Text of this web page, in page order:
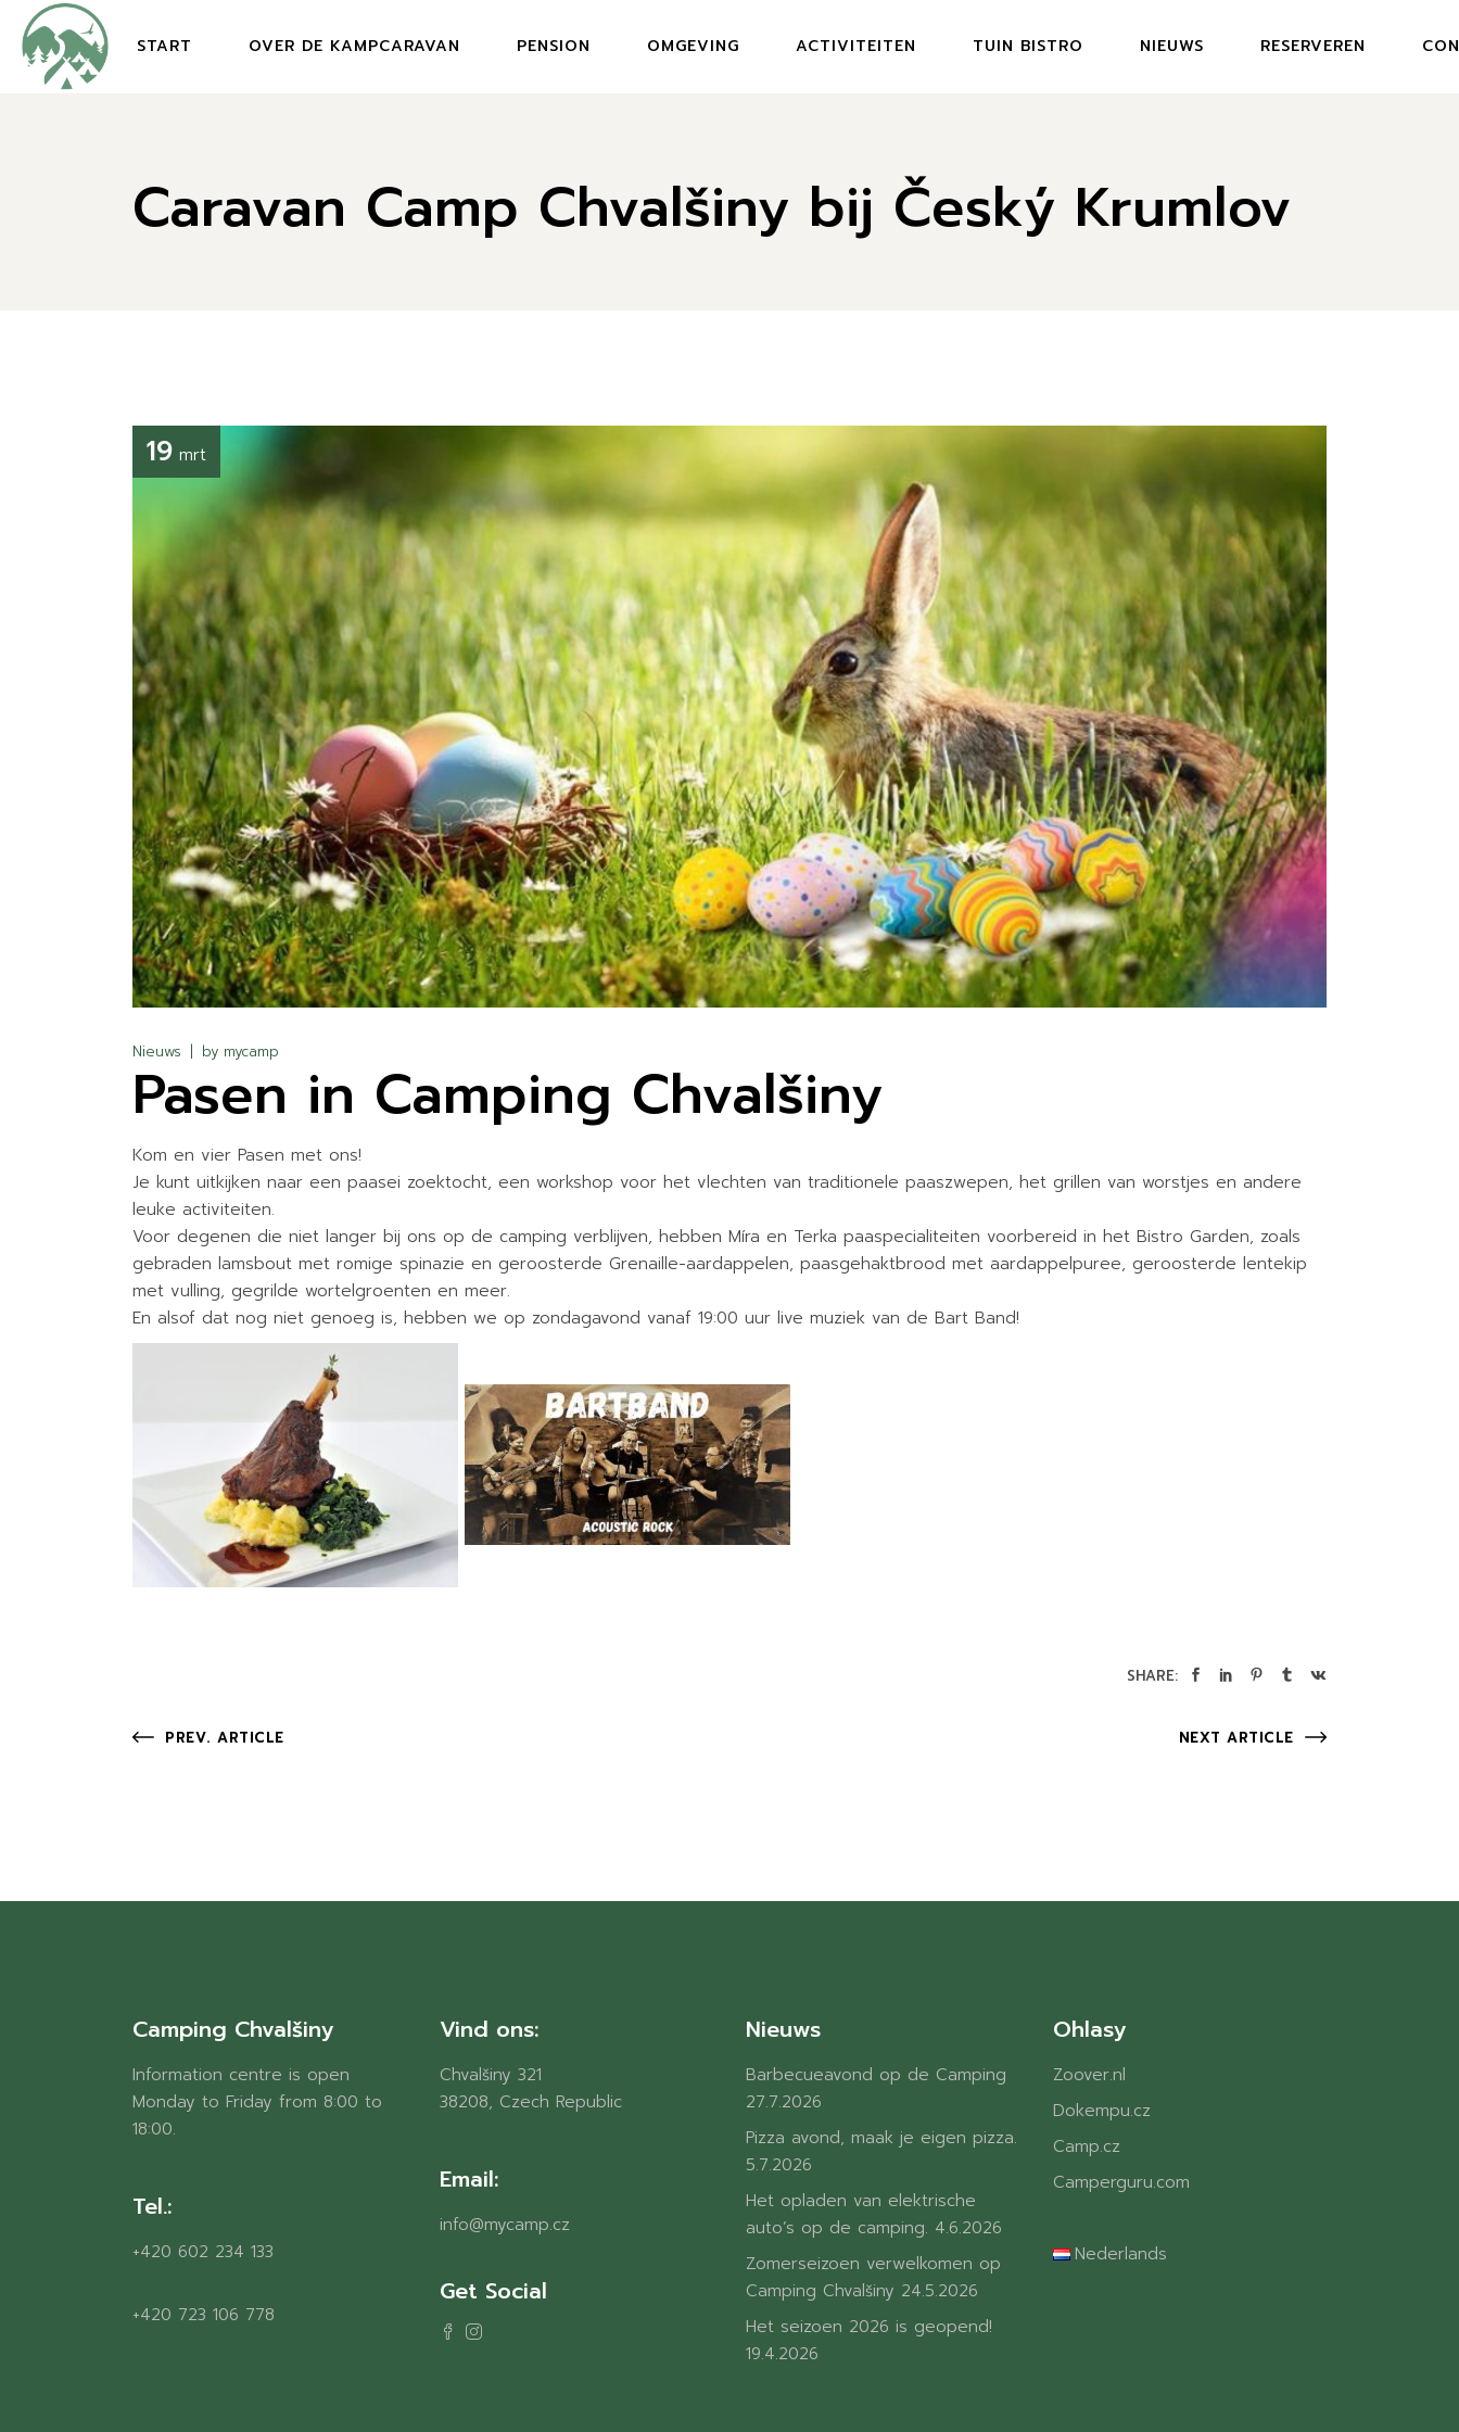
the
content START OVER DE KAMPCARAVAN PENSION OMGEVING ACTIVITEITEN TUIN BISTRO NIEUWS RESERVEREN
Caravan Camp Chvalšiny bij Český Krumlov
19 mrt
Nieuws by mycamp
Pasen in Camping Chvalšiny
Kom en vier Pasen met ons!
Je kunt uitkijken naar een paasei zoektocht, een workshop voor het vlechten van traditionele paaszwepen, het grillen van worstjes en andere
leuke activiteiten.
Voor degenen die niet langer bij ons op de camping verblijven, hebben Míra en Terka paaspecialiteiten voorbereid in het Bistro Garden, zoals
gebraden lamsbout met romige spinazie en geroosterde Grenaille-aardappelen, paasgehaktbrood met aardappelpuree, geroosterde lentekip
met vulling, gegrilde wortelgroenten en meer.
En alsof dat nog niet genoeg is, hebben we op zondagavond vanaf 19:00 uur live muziek van de Bart Band!
SHARE:
PREV. ARTICLE NEXT ARTICLE
Camping Chvalšiny
Information centre is open
Monday to Friday from 8:00 to
18:00.
Tel.:
+420 602 234 133
+420 723 106 778
Vind ons:
Chvalšiny 321
38208, Czech Republic
Email:
info@mycamp.cz
Get Social
Nieuws
Barbecueavond op de Camping
27.7.2026
Pizza avond, maak je eigen pizza.
5.7.2026
Het opladen van elektrische
auto’s op de camping. 4.6.2026
Zomerseizoen verwelkomen op
Camping Chvalšiny 24.5.2026
Het seizoen 2026 is geopend!
19.4.2026
Ohlasy
Zoover.nl
Dokempu.cz
Camp.cz
Camperguru.com
Nederlands